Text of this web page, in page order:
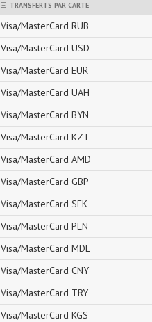
TRANSFERTS PAR CARTE
Visa/MasterCard RUB
Visa/MasterCard USD
Visa/MasterCard EUR
Visa/MasterCard UAH
Visa/MasterCard BYN
Visa/MasterCard KZT
Visa/MasterCard AMD
Visa/MasterCard GBP
Visa/MasterCard SEK
Visa/MasterCard PLN
Visa/MasterCard MDL
Visa/MasterCard CNY
Visa/MasterCard TRY
Visa/MasterCard KGS